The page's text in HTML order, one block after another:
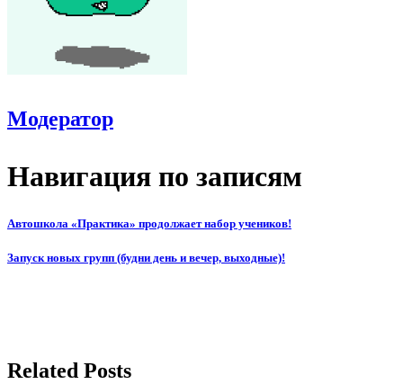
Модератор
Навигация по записям
Автошкола «Практика» продолжает набор учеников!
Запуск новых групп (будни день и вечер, выходные)!
Related Posts